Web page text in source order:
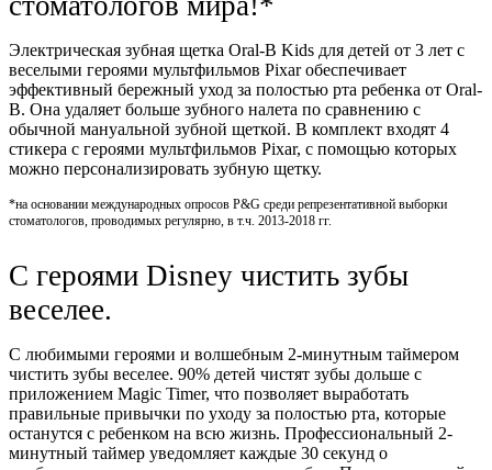
Электрическая зубная щетка Oral-B Kids для детей от 3 лет с
веселыми героями мультфильмов Pixar обеспечивает
эффективный бережный уход за полостью рта ребенка от Oral-
B. Она удаляет больше зубного налета по сравнению с
обычной мануальной зубной щеткой. В комплект входят 4
стикера с героями мультфильмов Pixar, с помощью которых
можно персонализировать зубную щетку.
*на основании международных опросов P&G среди репрезентативной выборки
стоматологов, проводимых регулярно, в т.ч. 2013-2018 гг.
С героями Disney чистить зубы
веселее.
С любимыми героями и волшебным 2-минутным таймером
чистить зубы веселее. 90% детей чистят зубы дольше с
приложением Magiс Timer, что позволяет выработать
правильные привычки по уходу за полостью рта, которые
останутся с ребенком на всю жизнь. Профессиональный 2-
минутный таймер уведомляет каждые 30 секунд о